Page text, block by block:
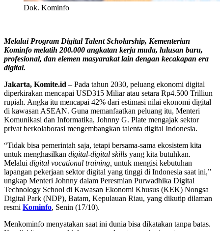
Dok. Kominfo
Melalui Program Digital Talent Scholarship, Kementerian
Kominfo melatih 200.000 angkatan kerja muda, lulusan baru,
profesional, dan elemen masyarakat lain dengan kecakapan era
digital.
Jakarta, Komite.id – Pada tahun 2030, peluang ekonomi digital
diperkirakan mencapai USD315 Miliar atau setara Rp4.500 Trilliun
rupiah. Angka itu mencapai 42% dari estimasi nilai ekonomi digital
di kawasan ASEAN. Guna memanfaatkan peluang itu, Menteri
Komunikasi dan Informatika, Johnny G. Plate mengajak sektor
privat berkolaborasi mengembangkan talenta digital Indonesia.
“Tidak bisa pemerintah saja, tetapi bersama-sama ekosistem kita
untuk menghasilkan digital-digital skills yang kita butuhkan.
Melalui digital vocational training, untuk mengisi kebutuhan
lapangan pekerjaan sektor digital yang tinggi di Indonesia saat ini,”
ungkap Menteri Johnny dalam Peresmian Purwadhika Digital
Technology School di Kawasan Ekonomi Khusus (KEK) Nongsa
Digital Park (NDP), Batam, Kepulauan Riau, yang dikutip dilaman
resmi Kominfo, Senin (17/10).
Menkominfo menyatakan saat ini dunia bisa dikatakan tanpa batas.